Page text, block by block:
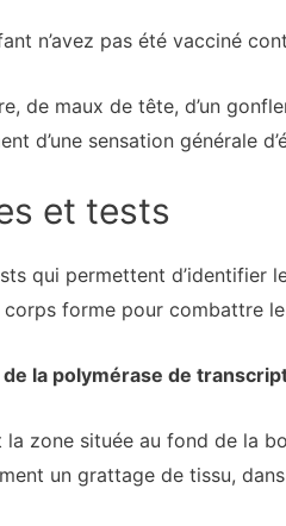
n’avez pas été vacciné
de maux de tête, d’un
d’une sensation générale
et tests
qui permettent d’identifier
forme pour combattre
la polymérase de
la zone située au fond de la
un grattage de tissu,